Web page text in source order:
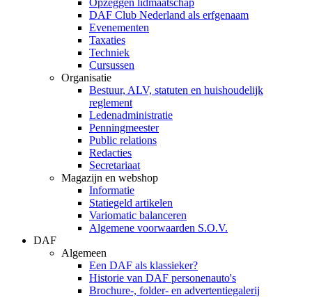
Opzeggen lidmaatschap
DAF Club Nederland als erfgenaam
Evenementen
Taxaties
Techniek
Cursussen
Organisatie
Bestuur, ALV, statuten en huishoudelijk
reglement
Ledenadministratie
Penningmeester
Public relations
Redacties
Secretariaat
Magazijn en webshop
Informatie
Statiegeld artikelen
Variomatic balanceren
Algemene voorwaarden S.O.V.
DAF
Algemeen
Een DAF als klassieker?
Historie van DAF personenauto's
Brochure-, folder- en advertentiegalerij